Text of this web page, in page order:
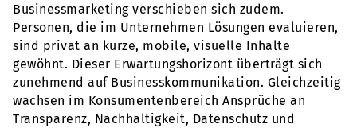
Businessmarketing verschieben sich zudem.
Personen, die im Unternehmen Lösungen evaluieren,
sind privat an kurze, mobile, visuelle Inhalte
gewöhnt. Dieser Erwartungshorizont überträgt sich
zunehmend auf Businesskommunikation. Gleichzeitig
wachsen im Konsumentenbereich Ansprüche an
Transparenz, Nachhaltigkeit, Datenschutz und